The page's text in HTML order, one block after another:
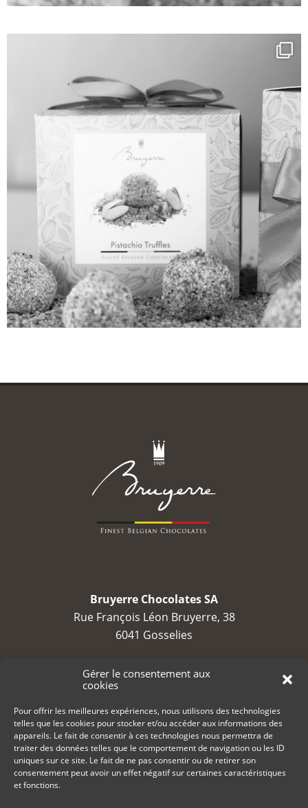
Gérer le consentement aux
cookies
Pour offrir les meilleures expériences, nous utilisons des technologies
telles que les cookies pour stocker et/ou accéder aux informations des
appareils. Le fait de consentir à ces technologies nous permettra de
traiter des données telles que le comportement de navigation ou les ID
uniques sur ce site. Le fait de ne pas consentir ou de retirer son
consentement peut avoir un effet négatif sur certaines caractéristiques
et fonctions.
Bruyerre Chocolates SA
Rue François Léon Bruyerre, 38
6041 Gosselies
TVA : BE 0688 794 525
contact@bruyerre.eu
+32 (0)71 23 23 80